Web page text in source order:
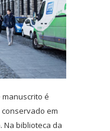
é
em
Na biblioteca da